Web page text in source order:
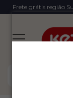
Frete grátis região